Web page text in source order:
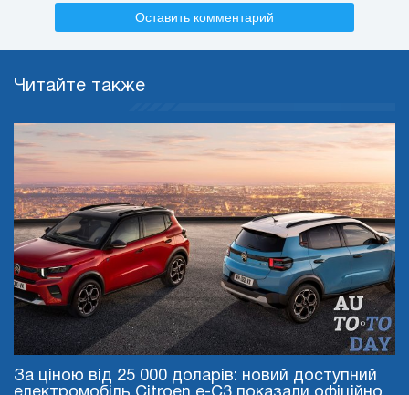
Оставить комментарий
Читайте также
За ціною від 25 000 доларів: новий доступний